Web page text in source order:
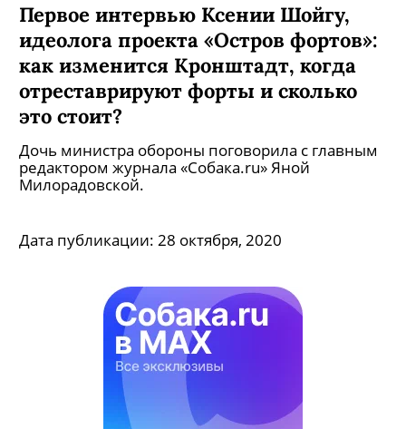
Первое интервью Ксении Шойгу,
идеолога проекта «Остров фортов»:
как изменится Кронштадт, когда
отреставрируют форты и сколько
это стоит?
Дочь министра обороны поговорила с главным
редактором журнала «Собака.ru» Яной
Милорадовской.
Дата публикации: 28 октября, 2020